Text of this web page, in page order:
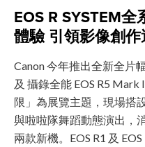
EOS R SYSTEM
體驗 引領影像創
Canon 今年推出全新全片
及 攝錄全能 EOS R5
限」為展覽主題，現場搭
與啦啦隊舞蹈動態演出，
兩款新機。EOS R1 及